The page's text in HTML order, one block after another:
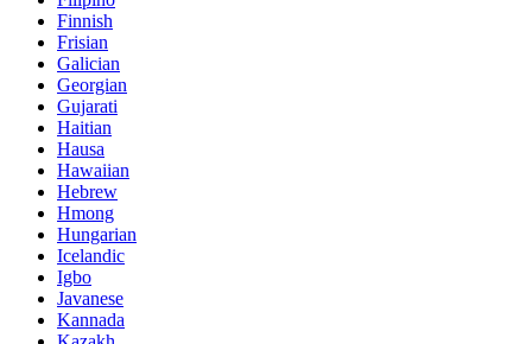
Finnish
Frisian
Galician
Georgian
Gujarati
Haitian
Hausa
Hawaiian
Hebrew
Hmong
Hungarian
Icelandic
Igbo
Javanese
Kannada